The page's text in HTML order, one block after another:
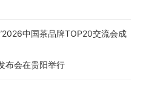
中国茶品牌TOP20交流会成
布会在贵阳举行